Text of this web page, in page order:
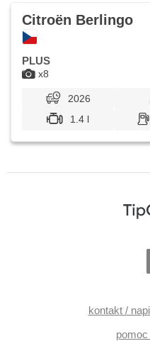
x8
Citroën Berlingo
PLUS
2026
1.4 l
kontakt /